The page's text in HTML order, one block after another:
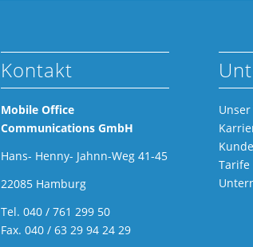
Kontakt
Mobile Office
Communications GmbH
Hans- Henny- Jahnn-Weg 41-45
22085 Hamburg
Tel. 040 / 761 299 50
Fax. 040 / 63 29 94 24 29
Tarife